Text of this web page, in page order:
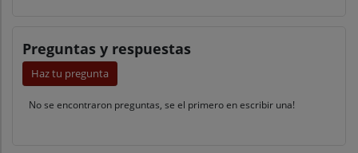
Preguntas y respuestas
Haz tu pregunta
No se encontraron preguntas, se el primero en escribir una!